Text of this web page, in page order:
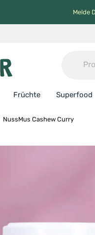
Melde
Früchte Superfood
NussMus Cashew Curry